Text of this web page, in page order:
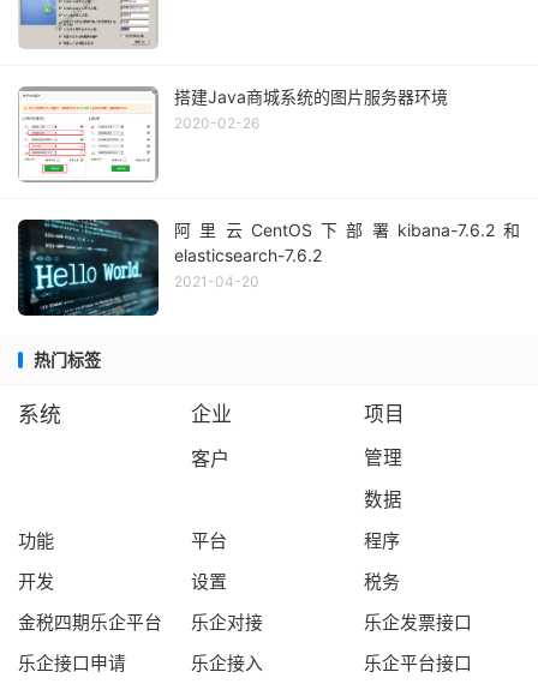
搭建Java商城系统的图片服务器环境
2020-02-26
阿里云CentOS下部署kibana-7.6.2和
elasticsearch-7.6.2
2021-04-20
热门标签
系统 企业
项目
客户
管理
数据
功能
平台
程序
开发
设置
税务
金税四期乐企平台
乐企对接
乐企发票接口
乐企接口申请
乐企接入 乐企平台接口